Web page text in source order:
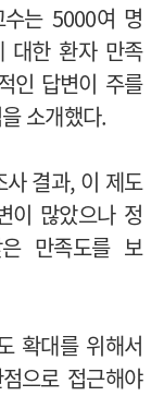
수는 5000여 명
대한 환자 만족
인 답변이 주를
소개했다.
결과, 이 제도
이 많았으나 정
만족도를 보
확대를 위해서
으로 접근해야